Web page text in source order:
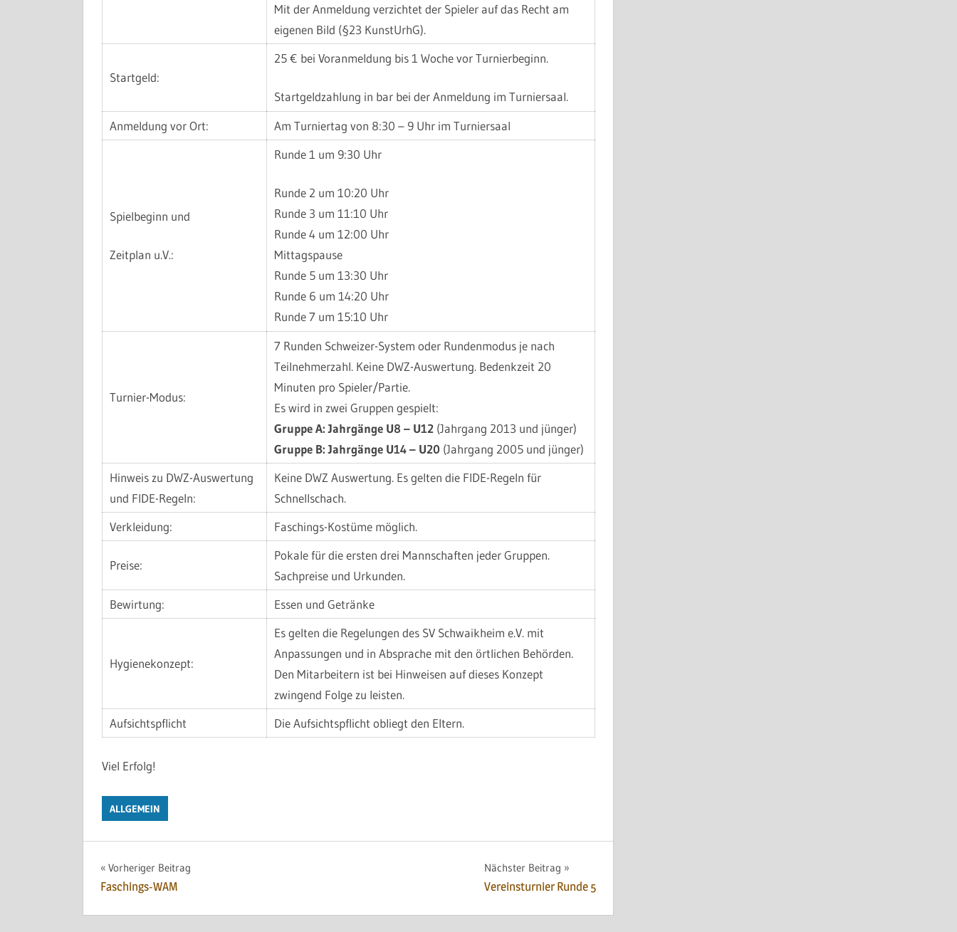
Mit der Anmeldung verzichtet der Spieler auf das Recht am
eigenen Bild (§23 KunstUrhG).
Startgeld:
25 € bei Voranmeldung bis 1 Woche vor Turnierbeginn.
Startgeldzahlung in bar bei der Anmeldung im Turniersaal.
Anmeldung vor Ort:
Am Turniertag von 8:30 – 9 Uhr im Turniersaal
Spielbeginn und
Zeitplan u.V.:
Runde 1 um 9:30 Uhr
Runde 2 um 10:20 Uhr
Runde 3 um 11:10 Uhr
Runde 4 um 12:00 Uhr
Mittagspause
Runde 5 um 13:30 Uhr
Runde 6 um 14:20 Uhr
Runde 7 um 15:10 Uhr
Turnier-Modus:
7 Runden Schweizer-System oder Rundenmodus je nach
Teilnehmerzahl. Keine DWZ-Auswertung. Bedenkzeit 20
Minuten pro Spieler/Partie.
Es wird in zwei Gruppen gespielt:
Gruppe A: Jahrgänge U8 – U12(Jahrgang 2013 und jünger)
Gruppe B: Jahrgänge U14 – U20 (Jahrgang 2005 und jünger)
Hinweis zu DWZ-Auswertung
und FIDE-Regeln:
Keine DWZ Auswertung. Es gelten die FIDE-Regeln für
Schnellschach.
Verkleidung:
Faschings-Kostüme möglich.
Preise:
Pokale für die ersten drei Mannschaften jeder Gruppen.
Sachpreise und Urkunden.
Bewirtung:
Essen und Getränke
Hygienekonzept:
Es gelten die Regelungen des SV Schwaikheim e.V. mit
Anpassungen und in Absprache mit den örtlichen Behörden.
Den Mitarbeitern ist bei Hinweisen auf dieses Konzept
zwingend Folge zu leisten.
Aufsichtspflicht
Die Aufsichtspflicht obliegt den Eltern.
Viel Erfolg!
ALLGEMEIN
Beitragsnavigation
Vorheriger Beitrag
Faschings-WAM
Nächster Beitrag
Vereinsturnier Runde 5